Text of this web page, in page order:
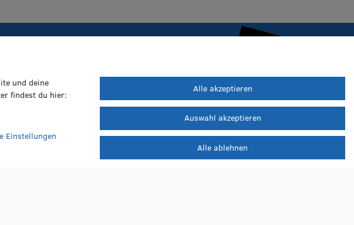
dir folgende Vorteile:
und deine
findest du hier:
Einstellungen
Alle akzeptieren
Auswahl akzeptieren
Alle ablehnen